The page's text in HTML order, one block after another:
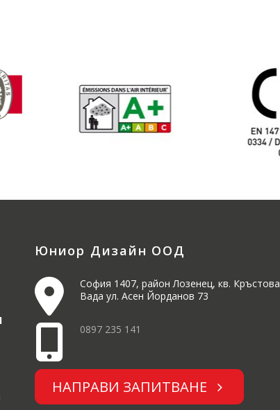
Юниор Дизайн ООД
София 1407, район Лозенец, кв. Кръстова
Вада ул. Асен Йорданов 73
0897 235 141
НАПРАВИ ЗАПИТВАНЕ